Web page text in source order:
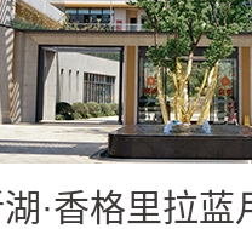
·香格里拉